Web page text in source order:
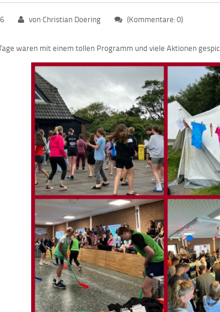
von Christian Doering (Kommentare: 0)
waren mit einem tollen Programm und viele Aktionen